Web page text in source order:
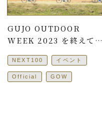
GUJO OUTDOOR
WEEK 2023 を終えて…
NEXT100 イベント
Official GOW